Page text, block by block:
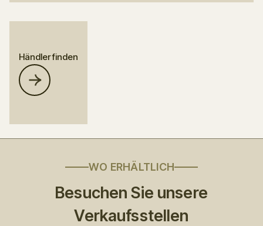
Händler finden
WO ERHÄLTLICH
Besuchen Sie unsere
Verkaufsstellen